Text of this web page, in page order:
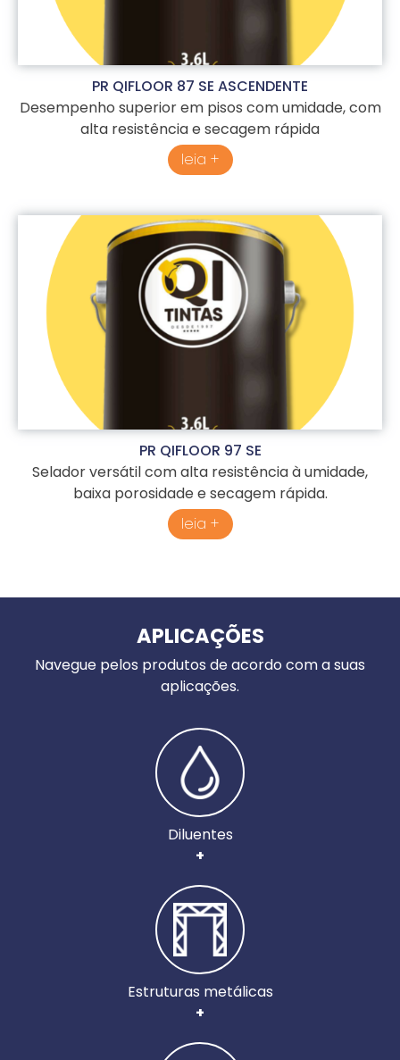
PR QIFLOOR 87 SE ASCENDENTE
Desempenho superior em pisos com umidade, com
alta resistência e secagem rápida
leia +
PR QIFLOOR 97 SE
Selador versátil com alta resistência à umidade,
baixa porosidade e secagem rápida.
leia +
APLICAÇÕES
Navegue pelos produtos de acordo com a suas
aplicações.
Diluentes
+
Estruturas metálicas
+